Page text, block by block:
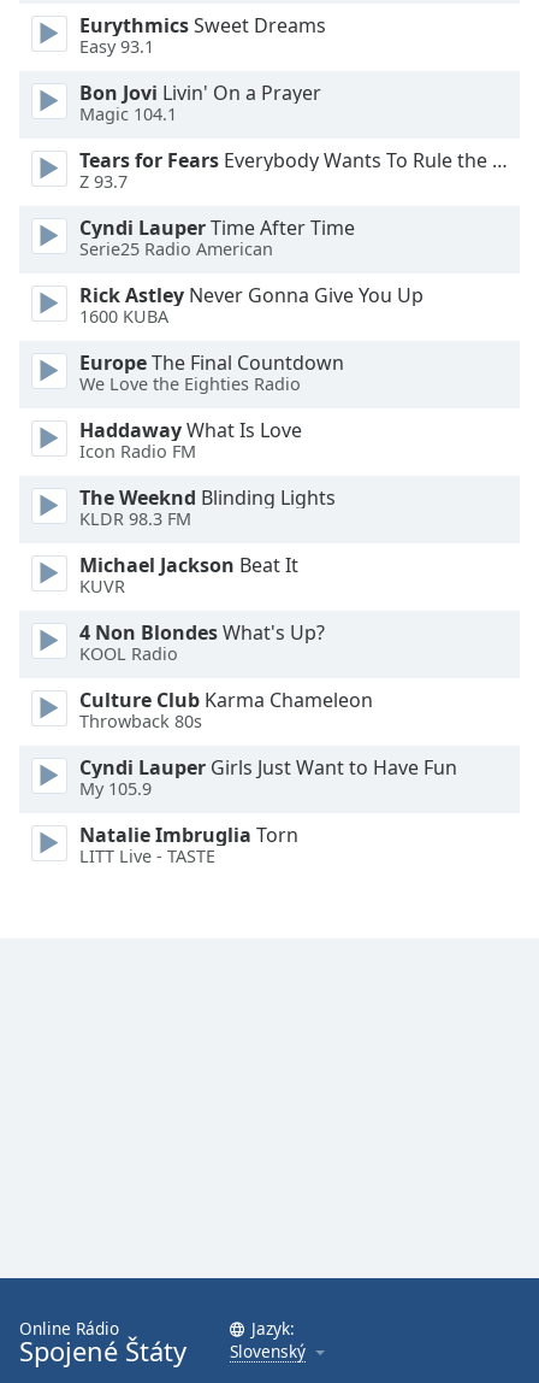
Beginning
dialog
window.
cancel
and
close
window.
Text
Color
Opacity
Text
Color
Opacity
Caption
Background
Color
Opacity
Done
Modal
Dialog
End
EurythmicsSweet Dreams
Easy 93.1
Bon Jovi Livin' On a Prayer
Magic 104.1
Tears for Fears Everybody Wants To Rule the World
Z 93.7
Cyndi LauperTime After Time
Serie25 Radio American
Rick Astley Never Gonna Give You Up
1600 KUBA
EuropeThe Final Countdown
We Love the Eighties Radio
HaddawayWhat Is Love
Icon Radio FM
The Weeknd Blinding Lights
KLDR 98.3 FM
Michael Jackson Beat It
KUVR
4 Non BlondesWhat's Up?
KOOL Radio
Culture Club Karma Chameleon
Throwback 80s
Cyndi Lauper Girls Just Want to Have Fun
My 105.9
Natalie Imbruglia Torn
LITT Live - TASTE
Online Rádio
Spojené Štáty
Jazyk:
Slovenský